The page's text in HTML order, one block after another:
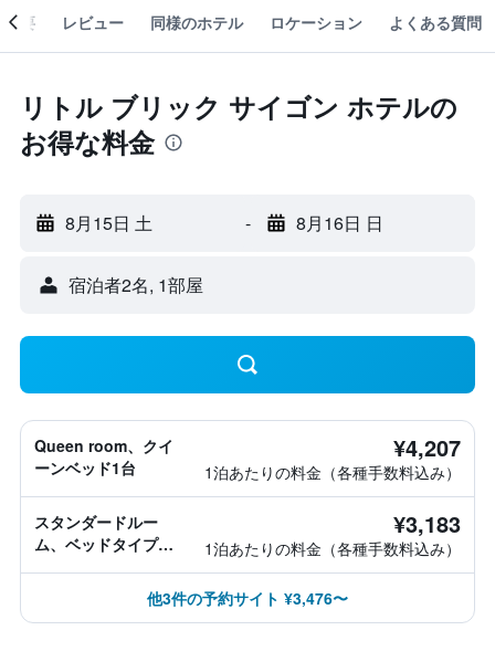
概要 レビュー 同様のホテル ロケーション よくある質問
リトル ブリック サイゴン ホテルの
お得な料金
8月15日 土 - 8月16日 日
宿泊者2名, 1​部屋
Queen room、クイ
ーンベッド1台
¥4,207
1泊あたりの料金（各種手数料込み）
スタンダードルー
ム、ベッドタイプ情
¥3,183
1泊あたりの料金（各種手数料込み）
他3件の予約サイト ¥3,476〜